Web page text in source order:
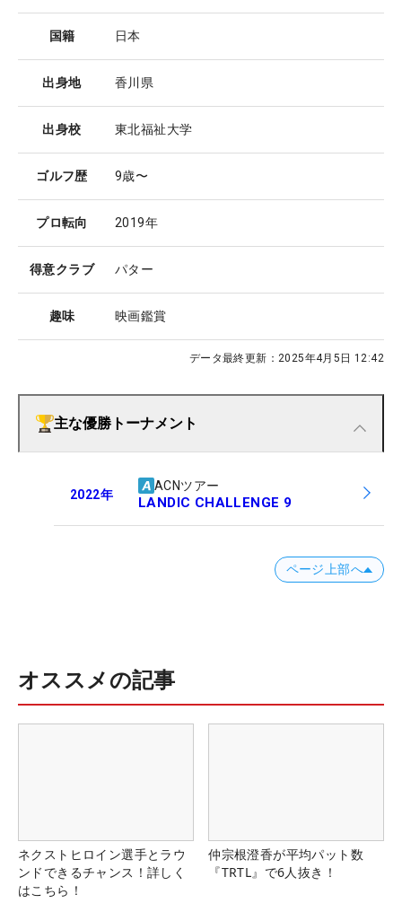
国籍 日本
出身地 香川県
出身校 東北福祉大学
ゴルフ歴 9歳〜
プロ転向 2019年
得意クラブ パター
趣味 映画鑑賞
データ最終更新： 2025年4月5日 12:42
主な優勝トーナメント
2022年
ACNツアー
LANDIC CHALLENGE 9
ページ上部へ
オススメの記事
ネクストヒロイン選手とラウ
ンドできるチャンス！詳しく
はこちら！
仲宗根澄香が平均パット数
『TRTL』で6人抜き！